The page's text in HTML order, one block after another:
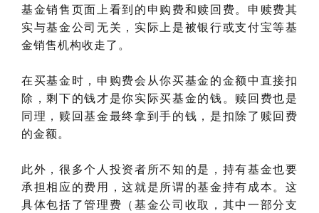
基金销售页面上看到的申购费和赎回费。申赎费其
实与基金公司无关，实际上是被银行或支付宝等基
金销售机构收走了。
在买基金时，申购费会从你买基金的金额中直接扣
除，剩下的钱才是你实际买基金的钱。赎回费也是
同理，赎回基金最终拿到手的钱，是扣除了赎回费
的金额。
此外，很多个人投资者所不知的是，持有基金也要
承担相应的费用，这就是所谓的基金持有成本。这
具体包括了管理费（基金公司收取，其中一部分支